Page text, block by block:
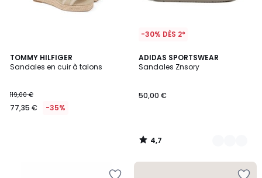
TOMMY HILFIGER
Sandales en cuir à talons
119,00 €
77,35 € -35%
-30% DÈS 2*
ADIDAS SPORTSWEAR
Sandales Znsory
50,00 €
4,7
/ 5
2
Couleurs
4,7
/